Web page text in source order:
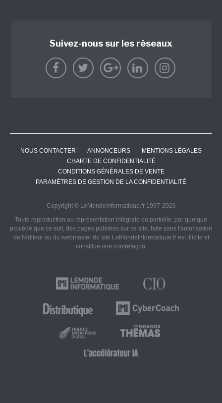
Suivez-nous sur les réseaux
NOUS CONTACTER ANNONCEURS
MENTIONS LÉGALES
CHARTE DE CONFIDENTIALITÉ
CONDITIONS GÉNÉRALES DE VENTE
PARAMÈTRES DE GESTION DE LA CONFIDENTIALITÉ
Copyright © LeMondeInformatique.fr 1997-2026
Toute reproduction ou représentation intégrale ou partielle, par quelque
procédé que ce soit, des pages publiées sur ce site, faite sans l'autorisation
de l'éditeur ou du webmaster du site LeMondeInformatique.fr est illicite et
constitue une contrefaçon.